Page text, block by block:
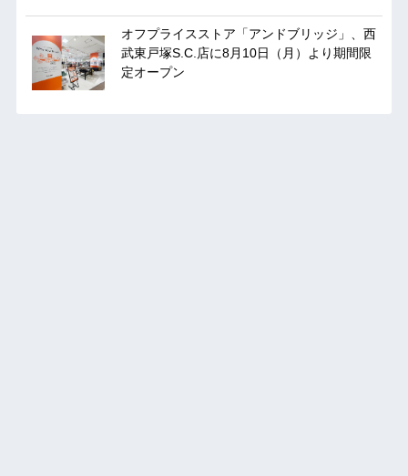
オフプライスストア「アンドブリッジ」、西
武東戸塚S.C.店に8月10日（月）より期間限
定オープン